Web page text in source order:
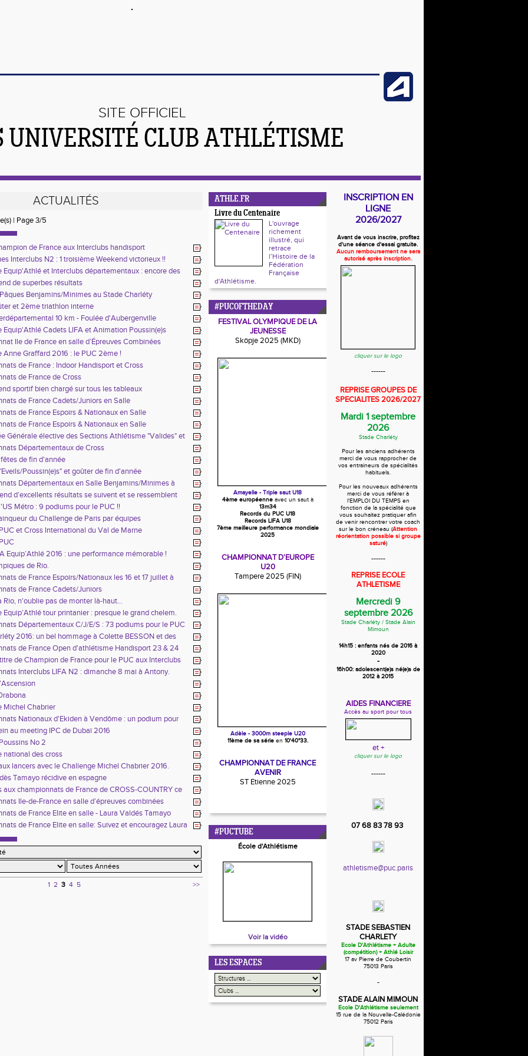
SITE OFFICIEL
UNIVERSITÉ CLUB ATHLÉTISME
ACTUALITÉS
| Page 3/5
de France aux Interclubs handisport
Interclubs N2 : 1 troisième Weekend victorieux !!
Equip'Athlé et Interclubs départementaux : encore des
de superbes résultats
Benjamins/Minimes au Stade Charléty
et 2ème triathlon interne
Benjamin/Minime10 km - Foulée d'Aubergenville
Equip'Athlé Cadets LIFA et Animation Poussin(e)s
Ile de France en salle d’Épreuves Combinées
Anne Graffard 2016 : le PUC 2ème !
de France : Indoor Handisport et Cross
de France de Cross
sportif bien chargé sur tous les tableaux
de France Cadets/Juniors en Salle
de France Espoirs & Nationaux en Salle
de France Espoirs & Nationaux en Salle
Générale élective des Sections Athlétisme "Valides" et
Départementaux de Cross
de fin d'année
Poussin(e)s" et goûter de fin d'année
Départementaux en Salle Benjamins/Minimes à
d’excellents résultats se suivent et se ressemblent
Métro : 9 podiums pour le PUC !!
du Challenge de Paris par équipes
et Cross International du Val de Marne
Equip’Athlé 2016 : une performance mémorable !
de Rio.
de France Espoirs/Nationaux les 16 et 17 juillet à
de France Cadets/Juniors
Rio, n'oublie pas de monter là-haut...
Equip’Athlé tour printanier : presque le grand chelem.
Départementaux C/J/E/S : 73 podiums pour le PUC
2016: un bel hommage à Colette BESSON et des
foison pour nos HandiPucistes
de France Open d'athlétisme Handisport 23 & 24
de Champion de France pour le PUC aux Interclubs
Interclubs LIFA N2 : dimanche 8 mai à Antony.
Michel Chabrier
Nationaux d'Ekiden à Vendôme : un podium pour
au meeting IPC de Dubaï 2016
No 2
national des cross
lancers avec le Challenge Michel Chabrier 2016.
Tamayo récidive en espagne
aux championnats de France de CROSS-COUNTRY ce
Ile-de-France en salle d’épreuves combinées
Minimes
de France Elite en salle - Laura Valdés Tamayo
de France Elite en salle: Suivez et encouragez Laura
1 2 3 4 5 >>
ATHLE.FR
Livre du Centenaire
L'ouvrage
richement
illustré, qui
retrace
l’Histoire de la
Fédération
Française
d'Athlétisme.
#PUCOFTHEDAY
FESTIVAL OLYMPIQUE DE LA
JEUNESSE
Sköpje 2025 (MKD)
Amayelle - Triple saut U18
4ème européenneavec un saut à
13m34
Records du PUC U18
Records LIFA U18
7ème meilleure performance mondiale
2025
CHAMPIONNAT D'EUROPE
U20
Tampere 2025 (FIN)
Adèle - 3000m steeple U20
11ème de sa sérieen 10'40"33.
CHAMPIONNAT DE FRANCE
AVENIR
ST Etienne 2025
#PUCTUBE
École d'Athlétisme
Voir la vidéo
LES ESPACES
INSCRIPTION EN
LIGNE
2026/2027
Avant de vous inscrire, profitez
d'une séance d'essai gratuite.
Aucun remboursement ne sera
autorisé après inscription.
cliquer sur le logo
------
REPRISE GROUPES DE
SPECIALITES 2026/2027
Mardi 1 septembre
2026
Stade Charléty
Pour les anciens adhérents
merci de vous rapprocher de
vos entraineurs de spécialités
habituels.
Pour les nouveaux adhérents
merci de vous référer à
l'EMPLOI DU TEMPS en
fonction de la spécialité que
vous souhaitez pratiquer afin
de venir rencontrer votre coach
sur le bon créneau (Attention
réorientation possible si groupe
saturé)
------
REPRISE ECOLE
ATHLETISME
Mercredi 9
septembre 2026
Stade Charléty / Stade Alain
Mimoun
14h15 : enfants nés de 2016 à
2020
-
16h00: adolescent(e)s né(e)s de
2012 à 2015
AIDES FINANCIERE
Accès au sport pour tous
et +
cliquer sur le logo
------
07 68 83 78 93
athletisme@puc.paris
STADE SEBASTIEN
CHARLETY
Ecole D'Athlétisme + Adulte
(compétition) + Athlé Loisir
17 av Pierre de Coubertin
75013 Paris
-
STADE ALAIN MIMOUN
Ecole D'Athlétisme seulement
15 rue de la Nouvelle-Calédonie
75012 Paris